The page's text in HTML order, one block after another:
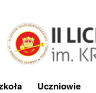
Uczniowie